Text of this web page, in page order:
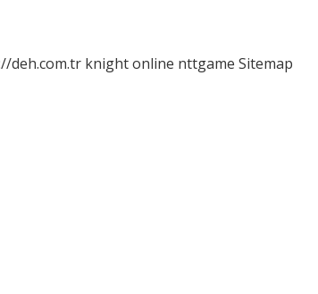
deh.com.tr knight online nttgame Sitemap